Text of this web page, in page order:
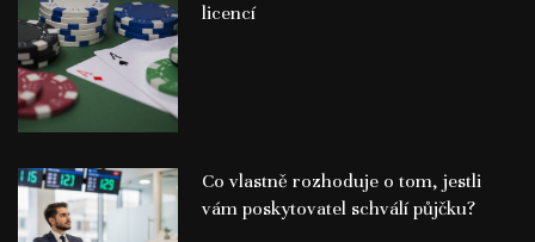
licencí
Co vlastně rozhoduje o tom, jestli
vám poskytovatel schválí půjčku?